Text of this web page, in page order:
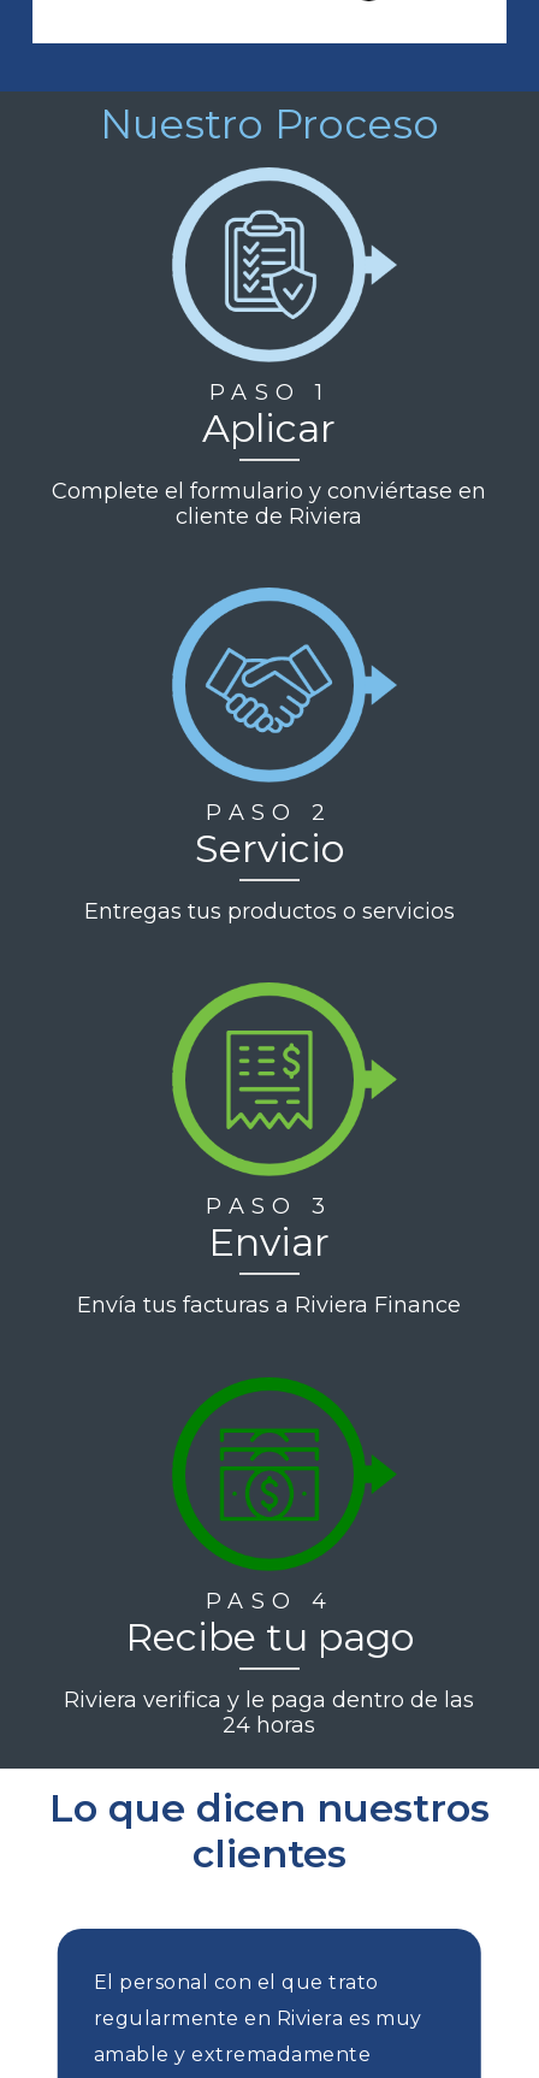
Nuestro Proceso
PASO 1
Aplicar
Complete el formulario y conviértase en
cliente de Riviera
PASO 2
Servicio
Entregas tus productos o servicios
PASO 3
Enviar
Envía tus facturas a Riviera Finance
PASO 4
Recibe tu pago
Riviera verifica y le paga dentro de las
24 horas
Lo que dicen nuestros
clientes
El personal con el que trato
regularmente en Riviera es muy
amable y extremadamente